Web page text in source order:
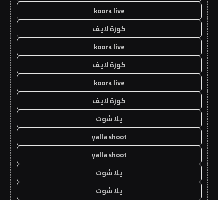
koora live
كورة لايف
koora live
كورة لايف
koora live
كورة لايف
يلا شوت
yalla shoot
yalla shoot
يلا شوت
يلا شوت